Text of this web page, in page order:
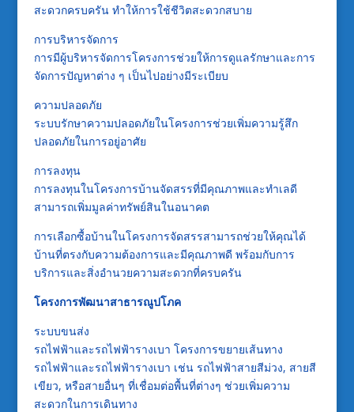
สะดวกครบครัน ทำให้การใช้ชีวิตสะดวกสบาย
การบริหารจัดการ
การมีผู้บริหารจัดการโครงการช่วยให้การดูแลรักษาและการ
จัดการปัญหาต่าง ๆ เป็นไปอย่างมีระเบียบ
ความปลอดภัย
ระบบรักษาความปลอดภัยในโครงการช่วยเพิ่มความรู้สึก
ปลอดภัยในการอยู่อาศัย
การลงทุน
การลงทุนในโครงการบ้านจัดสรรที่มีคุณภาพและทำเลดี
สามารถเพิ่มมูลค่าทรัพย์สินในอนาคต
การเลือกซื้อบ้านในโครงการจัดสรรสามารถช่วยให้คุณได้
บ้านที่ตรงกับความต้องการและมีคุณภาพดี พร้อมกับการ
บริการและสิ่งอำนวยความสะดวกที่ครบครัน
โครงการพัฒนาสาธารณูปโภค
ระบบขนส่ง
รถไฟฟ้าและรถไฟฟ้ารางเบา โครงการขยายเส้นทาง
รถไฟฟ้าและรถไฟฟ้ารางเบา เช่น รถไฟฟ้าสายสีม่วง, สายสี
เขียว, หรือสายอื่นๆ ที่เชื่อมต่อพื้นที่ต่างๆ ช่วยเพิ่มความ
สะดวกในการเดินทาง